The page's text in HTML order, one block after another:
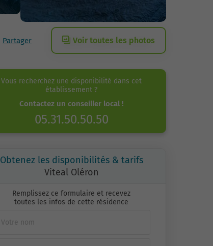
Partager Voir toutes les photos
Vous recherchez une disponibilité dans cet
établissement ?
Contactez un conseiller local !
05.31.50.50.50
Obtenez les disponibilités & tarifs
Viteal Oléron
Remplissez ce formulaire et recevez
toutes les infos de cette résidence